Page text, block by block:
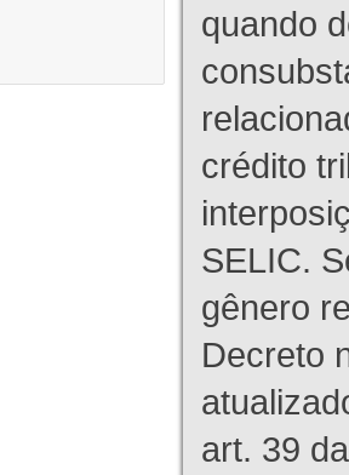
quando
crédito
SELIC.
gênero
Decreto
art. 39